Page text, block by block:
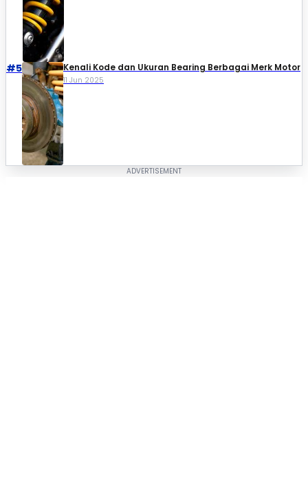
#5 Kenali Kode dan Ukuran Bearing Berbagai Merk Motor
11 Jun 2025